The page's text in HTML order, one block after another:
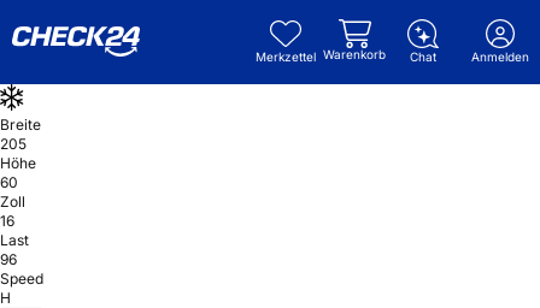
Merkzettel Warenkorb Chat Anmelden
Breite
205
Höhe
60
Zoll
16
Last
96
Speed
H